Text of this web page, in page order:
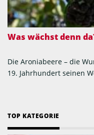
Was wächst denn
Die Aroniabeere – die
19. Jahrhundert seinen
TOP KATEGORIE